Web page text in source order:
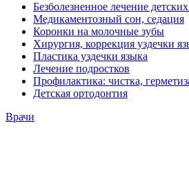
Безболезненное лечение
Медикаментозный сон, седация
Коронки на молочные зубы
Хирургия, коррекция уздечки
Пластика уздечки языка
Лечение подростков
Профилактика: чистка,
Детская ортодонтия
Врачи